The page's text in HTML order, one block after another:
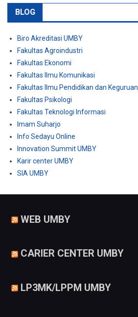
BLOG
Biro Akreditasi UMBY
Fakultas Agroindustri
Fakultas Ekonomi
Fakultas Ilmu Komunikasi
Fakultas Ilmu Pendidikan dan Keguruan
Fakultas Psikologi
Fakultas Teknologi Informasi
Imam Suharjo
Info Sedayu Online
Innovation Summit UMBY
Karir center UMBY
SIA UMBY
WEB UMBY
CARIER CENTER UMBY
LP3MK/LPPM UMBY